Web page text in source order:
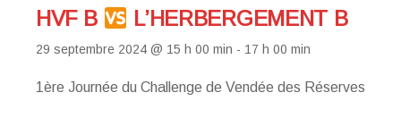
HVF B L’HERBERGEMENT B
29 septembre 2024 @ 15 h 00 min - 17 h 00 min
1ère Journée du Challenge de Vendée des Réserves